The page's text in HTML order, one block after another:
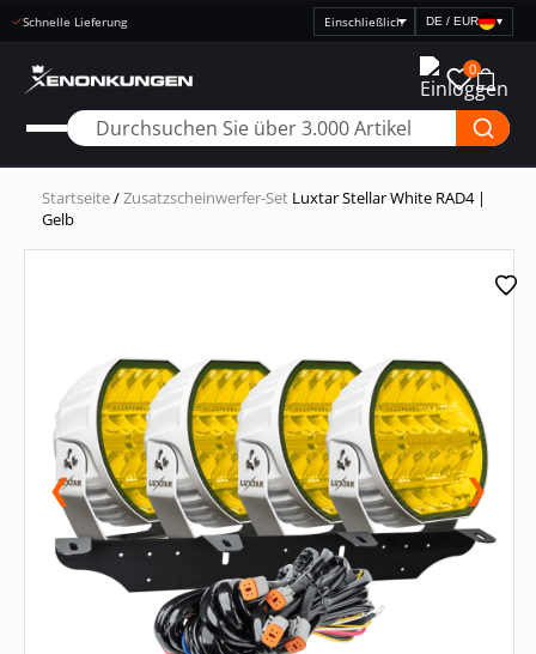
Schnelle Lieferung
PreisanzeigeDE / EUR ▾
0
Startseite/Zusatzscheinwerfer-Set Luxtar Stellar White RAD4 |
Gelb
❮ ❯